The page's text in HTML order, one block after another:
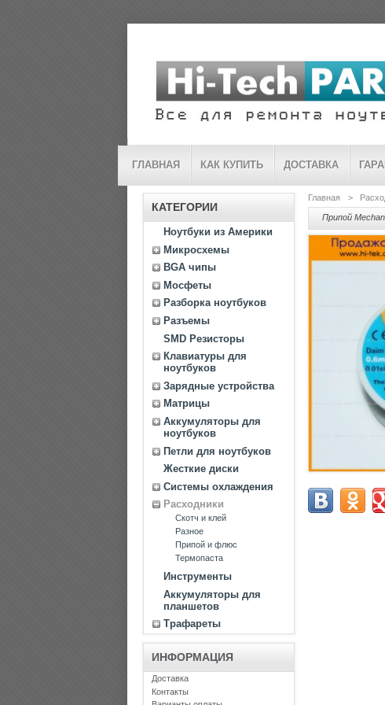
ГЛАВНАЯ КАК КУПИТЬ ДОСТАВКА
КАТЕГОРИИ
Ноутбуки из Америки
Микросхемы
BGA чипы
Мосфеты
Разборка ноутбуков
Разъемы
SMD Резисторы
Клавиатуры для
ноутбуков
Зарядные устройства
Матрицы
Аккумуляторы для
ноутбуков
Петли для ноутбуков
Жесткие диски
Системы охлаждения
Расходники
Скотч и клей
Разное
Припой и флюс
Термопаста
Инструменты
Аккумуляторы для
планшетов
Трафареты
ИНФОРМАЦИЯ
Доставка
Контакты
Главная >
Припой